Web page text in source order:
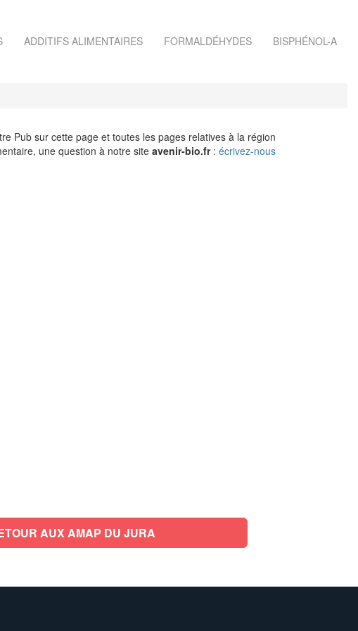
ADDITIFS ALIMENTAIRES FORMALDÉHYDES BISPHÉNOL-A
Pub sur cette page et toutes les pages relatives à la région
une question à notre siteavenir-bio.fr: écrivez-nous
AUX AMAP DU JURA